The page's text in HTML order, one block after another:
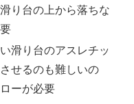
り台の上から落ちな
滑り台のアスレチッ
せるのも難しいの
ーが必要